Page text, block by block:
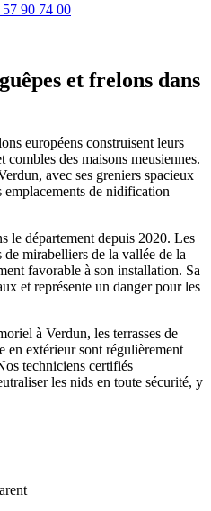
57 90 74 00
et frelons dans
européens construisent leurs
combles des maisons meusiennes.
avec ses greniers spacieux
emplacements de nidification
le département depuis 2020. Les
mirabelliers de la vallée de la
favorable à son installation. Sa
et représente un danger pour les
à Verdun, les terrasses de
en extérieur sont régulièrement
techniciens certifiés
les nids en toute sécurité, y